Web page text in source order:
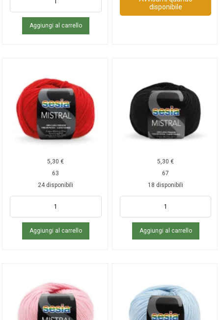
Aggiungi al carrello
disponibile
5,30€
63
24 disponibili
Aggiungi al carrello
5,30€
67
18 disponibili
Aggiungi al carrello